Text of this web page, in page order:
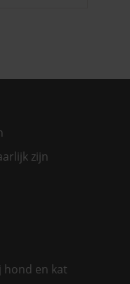
zijn
hond en kat